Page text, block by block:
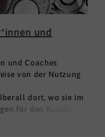
und
und Coaches
von der Nutzung
dort, wo sie im
für den Kunden
in DNLA den